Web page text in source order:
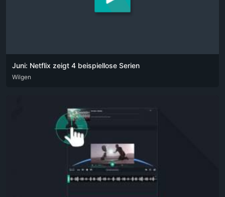
Juni: Netflix zeigt 4 beispiellose Serien
DEU ENG
Wilgen